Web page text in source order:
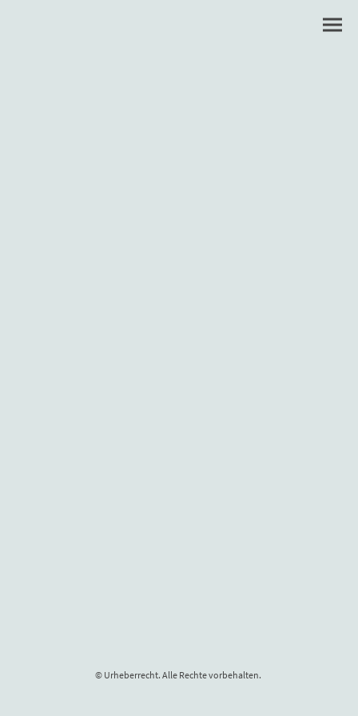
© Urheberrecht. Alle Rechte vorbehalten.